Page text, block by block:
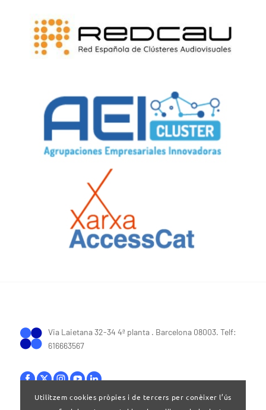
Via Laietana 32-34 4ª planta . Barcelona 08003. Telf:
616663567
Utilitzem cookies pròpies i de tercers per conèixer l’ús